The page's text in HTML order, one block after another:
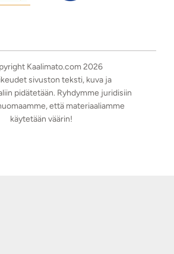
Kaalimato.com 2026
sivuston teksti, kuva ja
pidätetään. Ryhdymme juridisiin
että materiaaliamme
käytetään väärin!